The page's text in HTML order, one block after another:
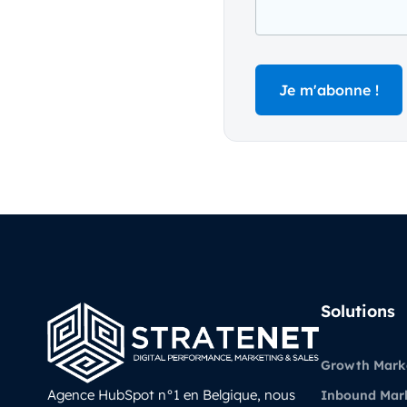
Agence HubSpot n°1 en Belgique, nous
Solutions
Growth
Inbound